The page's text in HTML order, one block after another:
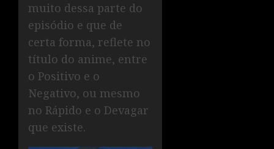
muito dessa parte do
episódio e que de
certa forma, reflete no
título do anime, entre
o Positivo e o
Negativo, ou mesmo
no Rápido e o Devagar
que existe.